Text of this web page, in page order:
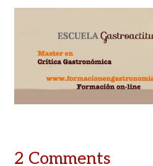
2 Comments